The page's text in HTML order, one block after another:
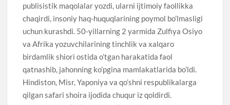
publisistik maqolalar yozdi, ularni ijtimoiy faollikka
chaqirdi, insoniy haq-huquqlarining poymol bo’lmasligi
uchun kurashdi. 50-yillarning 2 yarmida Zulfiya Osiyo
va Afrika yozuvchilarining tinchlik va xalqaro
birdamlik shiori ostida o’tgan harakatida faol
qatnashib, jahonning ko’pgina mamlakatlarida bo’ldi.
Hindiston, Misr, Yaponiya va qo’shni respublikalarga
qilgan safari shoira ijodida chuqur iz qoldirdi.